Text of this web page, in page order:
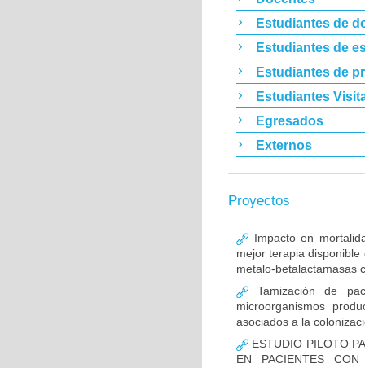
Estudiantes de
Estudiantes de
Estudiantes de
Estudiantes
Egresados
Externos
Proyectos
Impacto en
mejor terapia
metalo-betalactamasas
Tamización de
microorganismos
asociados a la
ESTUDIO PILOTO
EN PACIENTES